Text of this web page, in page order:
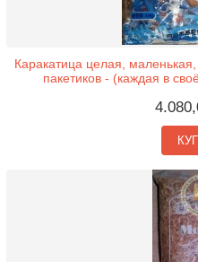
Каракатица целая,
пакетиков - (каждая в